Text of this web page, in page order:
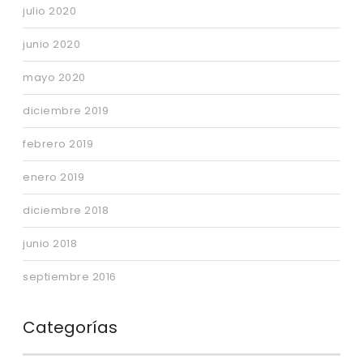
julio 2020
junio 2020
mayo 2020
diciembre 2019
febrero 2019
enero 2019
diciembre 2018
junio 2018
septiembre 2016
Categorías